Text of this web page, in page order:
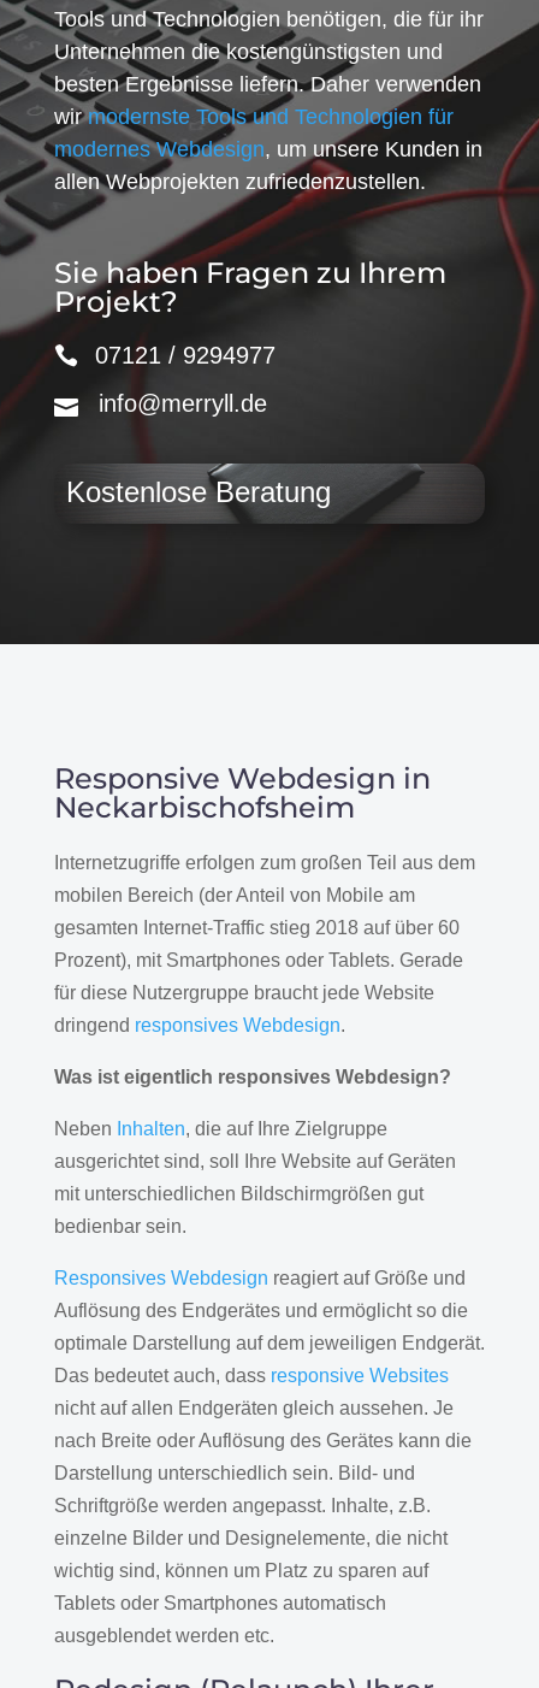
Tools und Technologien benötigen, die für ihr
Unternehmen die kostengünstigsten und
besten Ergebnisse liefern. Daher verwenden
wirmodernste Tools und Technologien für
modernes Webdesign, um unsere Kunden in
allen Webprojekten zufriedenzustellen.
Sie haben Fragen zu Ihrem
Projekt?
07121 / 9294977
info@merryll.de
Kostenlose Beratung
Responsive Webdesign in
Neckarbischofsheim
Internetzugriffe erfolgen zum großen Teil aus dem
mobilen Bereich (der Anteil von Mobile am
gesamten Internet-Traffic stieg 2018 auf über 60
Prozent), mit Smartphones oder Tablets. Gerade
für diese Nutzergruppe braucht jede Website
dringend responsives Webdesign.
Was ist eigentlich responsives Webdesign?
Neben Inhalten, die auf Ihre Zielgruppe
ausgerichtet sind, soll Ihre Website auf Geräten
mit unterschiedlichen Bildschirmgrößen gut
bedienbar sein.
Responsives Webdesign reagiert auf Größe und
Auflösung des Endgerätes und ermöglicht so die
optimale Darstellung auf dem jeweiligen Endgerät.
Das bedeutet auch, dass responsive Websites
nicht auf allen Endgeräten gleich aussehen. Je
nach Breite oder Auflösung des Gerätes kann die
Darstellung unterschiedlich sein. Bild- und
Schriftgröße werden angepasst. Inhalte, z.B.
einzelne Bilder und Designelemente, die nicht
wichtig sind, können um Platz zu sparen auf
Tablets oder Smartphones automatisch
ausgeblendet werden etc.